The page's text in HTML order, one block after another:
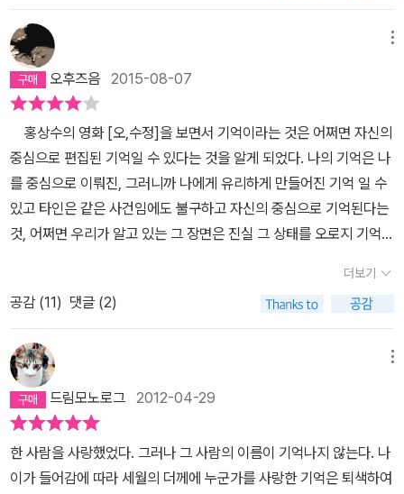
앞으로 V의 엄마가 남긴 소정의 돈과 절친의 일기장이 상속된다. 그
러나 V는 절친의 일기장을 가로채어 절대 넘겨주지 않는다. 하여 토
니는 V와 연락하고 만남을 가지지만, 그럴수록 돌아오는 것은 ‘여전
히 너는 감을 전혀 못 잡는다‘라는 핀잔뿐이다. 그녀는 과거 토니가 남
긴 저주의 편지를 고스란히 돌려준다. 그는 자신이 썼던 저주의 내용
대로 일어난 결과를 목도하며 기억의 왜곡과 균열을 발견하기 시작한
다. 자연스레 친구들과 멀어지면서 직장을 다니고 결혼하여 자식을
낳고 살다가 은퇴한, 남들 다 그렇듯 평범한 인생 대로를 밟아온 주인
공. 그의 기억 속에 절친은 언제나 훌륭한 철학자이자 진실의 탐구자
사고로 도출된 행동이라 보았다. 그러니까 자신은 절친을 좋게만 평
가하고 있었고 그건 틀림없는 사실일진대, 언제였는지 기억도 안 나
는 이 낯 뜨거운 편지가 정녕 제 손으로 썼다는 게 얼마나 미치게 만들
던지. 아무리 미화된 기억이라지만 긴긴 세월 동안 굳건히 믿고 지켜
온 기억이 한순간에 부정당했으니 그 밖의 기억들도 안심할 수가 없
게 돼버렸다. 그렇다면 나에 대한 남들의 인식 또한 내가 알던 것과 크
게 다를지도 모른다는 말이 된다. 이것이 삶의 정당성을 외면하고 편
한 길을 택한 결과였을까. 일찍 생을 마감한 절친이 맞았고, 여태까지
살아남은 토니는 틀린 것일까.누구나 그렇게 간단히 짐작하면서 살아
최선'이라고 말할 수 있을까 ? 의역'이라고 해서 무조건 나쁘다고 말
할 수는 없는 노릇이다. 재치 있는 의역 작명은 원제목을 한글 독음 그
대로 제목으로 차용하는 작품'보다 낫다. ​한글 독음 표기 제목 가운데
가장 어이없는 경우는 레오나르도 디카프리오가 사기꾼 연기를 했던
<< Catch Me If You Can >> 이 아닐까 싶다. 한 낱말로 구성된
제목'이라면 모를까, 한 문장 전체'를 한글 독음으로 표기하는 경우는
어떤 심보일까 ? 영화 수입사'는 한글 독음 표기대로 << 캐치 미 이프
유 캔 >> 이라는 제목을 달았는데 한글이 뛰어난 소리글자'라고는 하
나 이런 작명은 오리지날에 대한 예우 차원이 아니라 그냥 수입사 직
원들이 게을러터져서 성의 없이 내놓은 결과물'이다. 코미디 영화'만
큼 작명 작업할 때 쉬운 장르도 없다. << 나, 잡아봐라 ! >> 라거나 <
< 잡을 테면 잡아봐! >> 라고 하면 될 것을 굳이 독음 표기로 작명한
사기꾼이 파일럿 행세를 하며 비행기 타고 뜬구름 위를 떠도니 << 뜬
구름 잡기 >> 라는 제목도 근사하다. ​개인적으로 직역에 가까운 의역
혹은 의역에 가까운 직역 제목을 좋아하는데 가장 탁월한 예가 테오
앙겔로플로스 감독이 연출한 << 황새의 멈추어선 걸음 / To Meteo
ro Vima Tou Pelargou >> 이다. 직역하자면 << 황새의 정지된 비
상 >> 이라고 하는 모양인데 ' 정지된 비상 ' 보다는 ' 멈추어선 걸음 '
오후즈음 2015-08-07
홍상수의 영화 [오,수정]을 보면서 기억이라는 것은 어쩌면 자신의
중심으로 편집된 기억일 수 있다는 것을 알게 되었다. 나의 기억은 나
를 중심으로 이뤄진, 그러니까 나에게 유리하게 만들어진 기억 일 수
있고 타인은 같은 사건임에도 불구하고 자신의 중심으로 기억된다는
것, 어쩌면 우리가 알고 있는 그 장면은 진실 그 상태를 오로지 기억
순간의 기억은 백프로 사실은 아닐 수 있지 않을까. ​이동진의 <빨간
책방>을 통해서 이미 내용을 전부다 알고 있음에도 불구하고 다시 읽
으면서 작가의 치밀한 구성에 짜증이 난다. 뭐 이런 깐깐한 작가가 다
있을까. 1960년대부터 시작되는 1부에서는 소설의 화자인 토니와 그
와 연결된 친구들 3명이 나오지만 정작 중요한 인물인 학교에서도 주
변에서도 너무나 똑똑하고 명석한 에이드리언이다. 그의 총명함이 시
사되는 초반에 교사와 설전을 벌이던 모습을 보면 뭔가 그의 불안한
마음이 느껴진다. 딱히 그런 대사들은 없지만 그가 가지고 있는 우울
한 아우라가 책장 밖으로 나오는것 같다. ​​1부에서는 토니와 베로니카
더보기
공감 (11) 댓글 (2)
드림모노로그 2012-04-29
한 사람을 사랑했었다. 그러나 그 사람의 이름이 기억나지 않는다. 나
이가 들어감에 따라 세월의 더께에 누군가를 사랑한 기억은 퇴색하여